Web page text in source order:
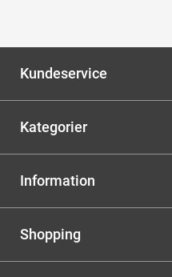
Kundeservice
Kategorier
Information
Shopping